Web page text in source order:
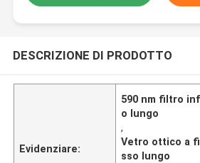
DESCRIZIONE DI PRODOTTO
Evidenziare:
590 nm filtro
o lungo
,
Vetro ottico a
sso lungo